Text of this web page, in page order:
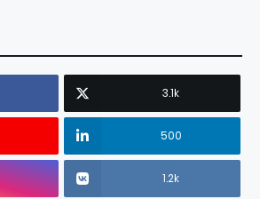
3.1k
500
1.2k